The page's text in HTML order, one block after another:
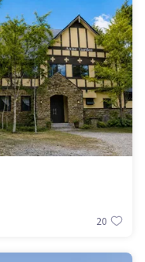
20